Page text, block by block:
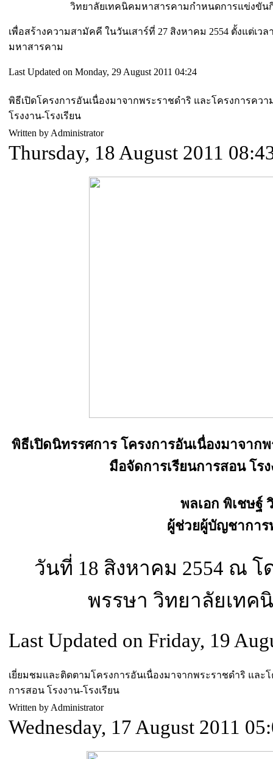
วิทยาลัยเทคนิคมหาสารคามกำหนดการแข่งขัน
เพื่อสร้างความสามัคคี ในวันเสาร์ที่ 27 สิงหาคม 2554 ตั้งแต่เว
มหาสารคาม
Last Updated on Monday, 29 August 2011 04:24
พิธีเปิดโครงการอันเนื่องมาจากพระราชดำริ และโครงการคว
โรงงาน-โรงเรียน
Written by Administrator
Thursday, 18 August 2011
พิธีเปิดนิทรรศการ โครงการอันเนื่องมาจาก
มือจัดการเรียนการสอน โร
พลเอก พิเชษฐ์
ผู้ช่วยผู้บัญชาการ
วันที่ 18 สิงหาคม 2554 ณ โ
พรรษา วิทยาลัยเทค
Last Updated on Friday, 19
เยี่ยมชมและติดตามโครงการอันเนื่องมาจากพระราชดำริ และ
การสอน โรงงาน-โรงเรียน
Written by Administrator
Wednesday, 17 August 2011